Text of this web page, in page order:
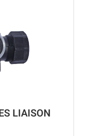
LIAISON